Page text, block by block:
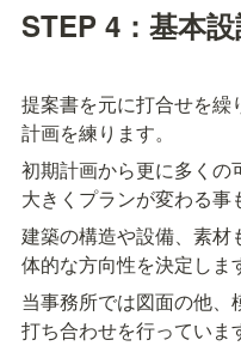
STEP 4：基本
提案書を元に打合せを繰
計画を練ります。
初期計画から更に多くの
大きくプランが変わる事
建築の構造や設備、素材
体的な方向性を決定しま
当事務所では図面の他、
打ち合わせを行っていま